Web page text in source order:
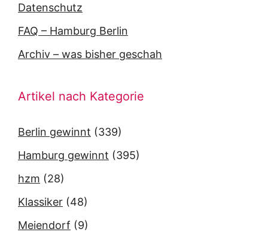
Datenschutz
FAQ – Hamburg Berlin
Archiv – was bisher geschah
Artikel nach Kategorie
Berlin gewinnt (339)
Hamburg gewinnt (395)
hzm (28)
Klassiker (48)
Meiendorf (9)